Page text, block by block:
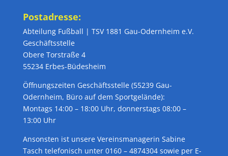
Postadresse:
Abteilung Fußball | TSV 1881 Gau-Odernheim e.V.
Geschäftsstelle
Obere Torstraße 4
55234 Erbes-Büdesheim
Öffnungszeiten Geschäftsstelle (55239 Gau-
Odernheim, Büro auf dem Sportgelände):
Montags 14:00 – 18:00 Uhr, donnerstags 08:00 –
13:00 Uhr
Ansonsten ist unsere Vereinsmanagerin Sabine
Tasch telefonisch unter 0160 – 4874304 sowie per E-